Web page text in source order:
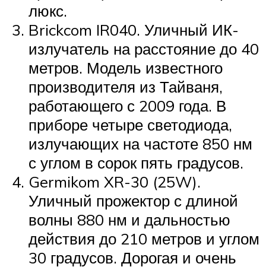
люкс.
Brickcom IR040. Уличный ИК-
излучатель на расстояние до 40
метров. Модель известного
производителя из Тайваня,
работающего с 2009 года. В
приборе четыре светодиода,
излучающих на частоте 850 нм
с углом в сорок пять градусов.
Germikom XR-30 (25W).
Уличный прожектор с длиной
волны 880 нм и дальностью
действия до 210 метров и углом
30 градусов. Дорогая и очень